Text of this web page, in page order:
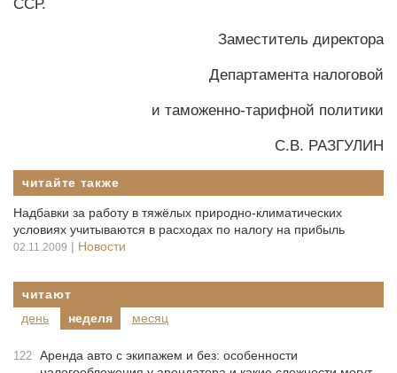
ССР.
Заместитель директора
Департамента налоговой
и таможенно-тарифной политики
С.В. РАЗГУЛИН
читайте также
Надбавки за работу в тяжёлых природно-климатических
условиях учитываются в расходах по налогу на прибыль
02.11.2009 | Новости
читают
день
неделя месяц
122 Аренда авто с экипажем и без: особенности